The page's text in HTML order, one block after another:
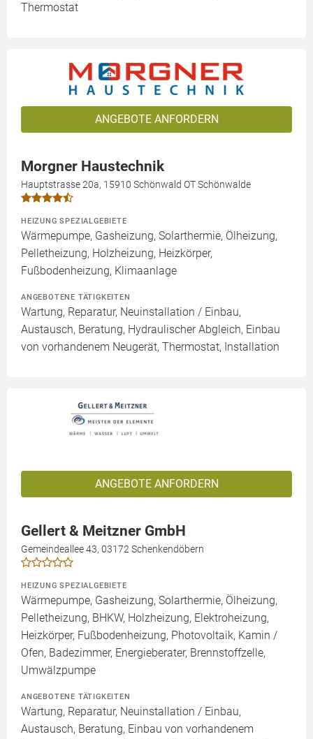
Thermostat
ANGEBOTE ANFORDERN
Morgner Haustechnik
Hauptstrasse 20a, 15910 Schönwald OT Schönwalde
HEIZUNG SPEZIALGEBIETE
Wärmepumpe, Gasheizung, Solarthermie, Ölheizung,
Pelletheizung, Holzheizung, Heizkörper,
Fußbodenheizung, Klimaanlage
ANGEBOTENE TÄTIGKEITEN
Wartung, Reparatur, Neuinstallation / Einbau,
Austausch, Beratung, Hydraulischer Abgleich, Einbau
von vorhandenem Neugerät, Thermostat, Installation
ANGEBOTE ANFORDERN
Gellert & Meitzner GmbH
Gemeindeallee 43, 03172 Schenkendöbern
HEIZUNG SPEZIALGEBIETE
Wärmepumpe, Gasheizung, Solarthermie, Ölheizung,
Pelletheizung, BHKW, Holzheizung, Elektroheizung,
Heizkörper, Fußbodenheizung, Photovoltaik, Kamin /
Ofen, Badezimmer, Energieberater, Brennstoffzelle,
Umwälzpumpe
ANGEBOTENE TÄTIGKEITEN
Wartung, Reparatur, Neuinstallation / Einbau,
Austausch, Beratung, Einbau von vorhandenem